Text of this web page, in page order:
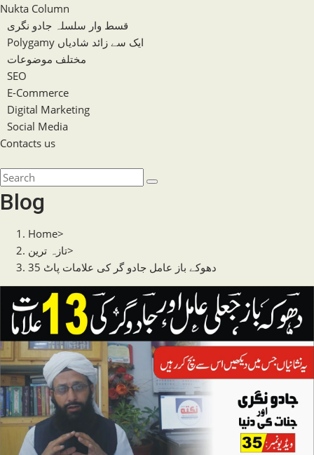
Nukta Column
قسط وار سلسلہ جادو نگری
Polygamy ایک سے زائد شادیاں
مختلف موضوعات
SEO
E-Commerce
Digital Marketing
Social Media
Contacts us
website
search
Search
this
website
Blog
Home>
تازہ ترین>
دھوکے باز عامل جادو گر کی علامات پاٹ 35